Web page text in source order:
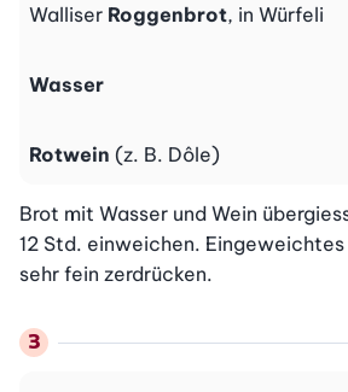
Walliser Roggenbrot, in Würfeli
Wasser
Rotwein (z. B. Dôle)
Brot mit Wasser und Wein
12 Std. einweichen.
sehr fein zerdrücken.